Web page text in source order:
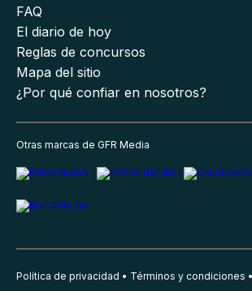
FAQ
El diario de hoy
Reglas de concursos
Mapa del sitio
¿Por qué confiar en nosotros?
Otras marcas de GFR Media
Política de privacidad Términos y condiciones